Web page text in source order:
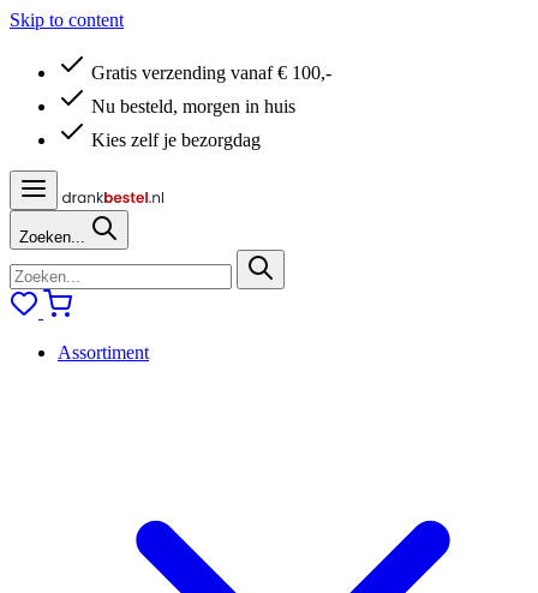
Skip to content
Gratis verzending vanaf € 100,-
Nu besteld, morgen in huis
Kies zelf je bezorgdag
Zoeken...
Assortiment